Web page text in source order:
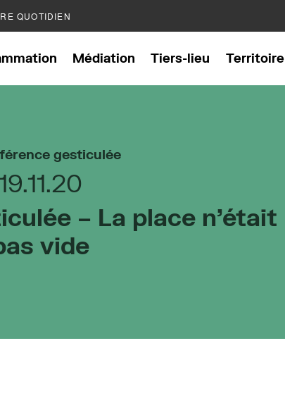
QUOTIDIEN
Médiation Tiers-lieu Territoire
gesticulée
19.11.20
– La place n’était
vide